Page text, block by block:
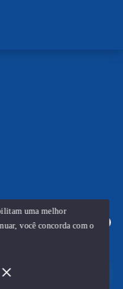
- Todos os direitos
uma melhor
você concorda com o